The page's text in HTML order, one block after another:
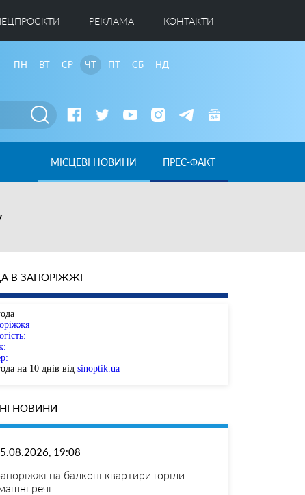
РЕКЛАМА КОНТАКТИ
ПН ВТ СР ЧТ ПТ СБ НД
МІСЦЕВІ НОВИНИ ПРЕС-ФАКТ
В ЗАПОРІЖЖІ
на 10 днів від sinoptik.ua
НОВИНИ
19:08
на балконі квартири горіли
речі